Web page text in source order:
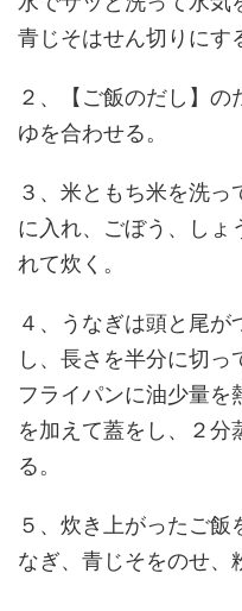
青じそはせん切りにす
２、【ご飯のだし】の
ゆを合わせる。
３、米ともち米を洗
に入れ、ごぼう、しょ
れて炊く。
４、うなぎは頭と尾が
し、長さを半分に切っ
フライパンに油少量を
を加えて蓋をし、２分
る。
５、炊き上がったご飯
なぎ、青じそをのせ、